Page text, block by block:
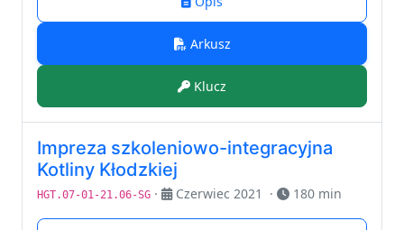
Arkusz
Klucz
Impreza szkoleniowo-integracyjna
Kotliny Kłodzkiej
HGT.07-01-21.06-SG · Czerwiec 2021 · 180 min